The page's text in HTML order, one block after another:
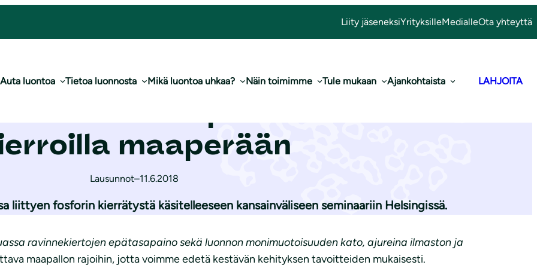
Liity jäseneksiYrityksilleMedialleOta yhteyttä
Auta luontoa Tietoa luonnosta Mikä luontoa uhkaa? Näin toimimme Tule mukaan Ajankohtaista LAHJOITA
ra­vin­ne­kier­roil­la maaperään
maaperään
Lausunnot–11.6.2018
liittyen fosforin kierrätystä käsitelleeseen kansainväliseen seminaariin Helsingissä.
ravinnekiertojen epätasapaino sekä luonnon monimuotoisuuden kato, ajureina ilmaston ja
maapallon rajoihin, jotta voimme edetä kestävän kehityksen tavoitteiden mukaisesti.